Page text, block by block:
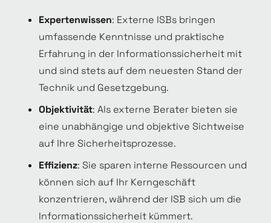
Expertenwissen: Externe ISBs bringen
umfassende Kenntnisse und praktische
Erfahrung in der Informationssicherheit mit
und sind stets auf dem neuesten Stand der
Technik und Gesetzgebung.
Objektivität: Als externe Berater bieten sie
eine unabhängige und objektive Sichtweise
auf Ihre Sicherheitsprozesse.
Effizienz: Sie sparen interne Ressourcen und
können sich auf Ihr Kerngeschäft
konzentrieren, während der ISB sich um die
Informationssicherheit kümmert.